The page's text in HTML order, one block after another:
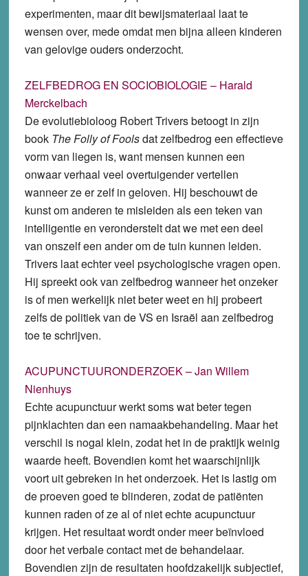
experimenten, maar dit bewijsmateriaal laat te
wensen over, mede omdat men bijna alleen kinderen
van gelovige ouders onderzocht.
ZELFBEDROG EN SOCIOBIOLOGIE – Harald
Merckelbach
De evolutiebioloog Robert Trivers betoogt in zijn
book The Folly of Foolsdat zelfbedrog een effectieve
vorm van liegen is, want mensen kunnen een
onwaar verhaal veel overtuigender vertellen
wanneer ze er zelf in geloven. Hij beschouwt de
kunst om anderen te misleiden als een teken van
intelligentie en veronderstelt dat we met een deel
van onszelf een ander om de tuin kunnen leiden.
Trivers laat echter veel psychologische vragen open.
Hij spreekt ook van zelfbedrog wanneer het onzeker
is of men werkelijk niet beter weet en hij probeert
zelfs de politiek van de VS en Israël aan zelfbedrog
toe te schrijven.
ACUPUNCTUURONDERZOEK – Jan Willem
Nienhuys
Echte acupunctuur werkt soms wat beter tegen
pijnklachten dan een namaakbehandeling. Maar het
verschil is nogal klein, zodat het in de praktijk weinig
waarde heeft. Bovendien komt het waarschijnlijk
voort uit gebreken in het onderzoek. Het is lastig om
de proeven goed te blinderen, zodat de patiënten
kunnen raden of ze al of niet echte acupunctuur
krijgen. Het resultaat wordt onder meer beïnvloed
door het verbale contact met de behandelaar.
Bovendien zijn de resultaten hoofdzakelijk subjectief,